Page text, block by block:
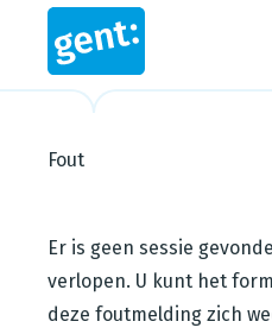
Fout
Steps in this
Er is geen sessie
verlopen. U kunt het
deze foutmelding zich